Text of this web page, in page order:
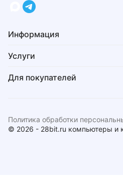
Информация
Услуги
Для покупателей
© 2026 - 28bit.ru компьютеры и
Политика обработки